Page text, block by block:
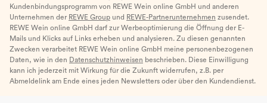
Kundenbindungsprogramm von REWE Wein online GmbH und anderen
Unternehmen der REWE Group und REWE-Partnerunternehmen zusendet.
REWE Wein online GmbH darf zur Werbeoptimierung die Öffnung der E-
Mails und Klicks auf Links erheben und analysieren. Zu diesen genannten
Zwecken verarbeitet REWE Wein online GmbH meine personenbezogenen
Daten, wie in den Datenschutzhinweisen beschrieben. Diese Einwilligung
kann ich jederzeit mit Wirkung für die Zukunft widerrufen, z.B. per
Abmeldelink am Ende eines jeden Newsletters oder über den Kundendienst.